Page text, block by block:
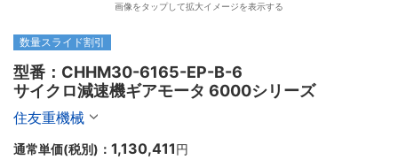
画像をタップして拡大イメージを表示する
数量スライド割引
型番：CHHM30-6165-EP-B-6
サイクロ減速機ギアモータ 6000シリーズ
住友重機械
通常単価(税別)： 1,130,411円